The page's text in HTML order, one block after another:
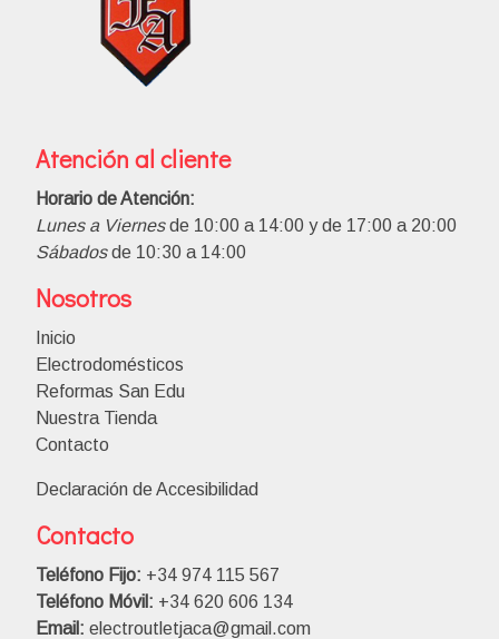
Atención al cliente
Horario de Atención:
Lunes a Viernesde 10:00 a 14:00 y de 17:00 a 20:00
Sábadosde 10:30 a 14:00
Nosotros
Inicio
Electrodomésticos
Reformas San Edu
Nuestra Tienda
Contacto
Declaración de Accesibilidad
Contacto
Teléfono Fijo: +34 974 115 567
Teléfono Móvil: +34 620 606 134
Email: electroutletjaca@gmail.com